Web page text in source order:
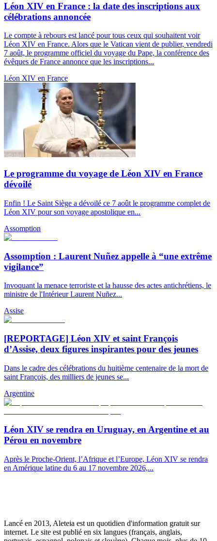
Léon XIV en France : la date des inscriptions aux
célébrations annoncée
Le compte à rebours est lancé pour tous ceux qui souhaitent voir
Léon XIV en France. Alors que le Vatican vient de publier, vendredi
7 août, le programme officiel du voyage du Pape, la conférence des
évêques de France annonce que les inscriptions...
Léon XIV en France
Le programme du voyage de Léon XIV en France
dévoilé
Enfin ! Le Saint Siège a dévoilé ce 7 août le programme complet de
Léon XIV pour son voyage apostolique en...
Assomption
Assomption : Laurent Nuñez appelle à “une extrême
vigilance”
Invoquant la menace terroriste et la hausse des actes antichrétiens, le
ministre de l'Intérieur Laurent Nuñez...
Assise
[REPORTAGE] Léon XIV et saint François
d’Assise, deux figures inspirantes pour des jeunes
Dans le cadre des célébrations du huitième centenaire de la mort de
saint François, des milliers de jeunes se...
Argentine
Léon XIV se rendra en Uruguay, en Argentine et au
Pérou en novembre
Après le Proche-Orient, l’Afrique et l’Europe, Léon XIV se rendra
en Amérique latine du 6 au 17 novembre 2026,...
Lancé en 2013, Aleteia est un quotidien d'information gratuit sur
internet. Le site est publié en six langues (français, anglais,